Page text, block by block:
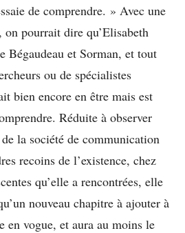
de comprendre. » Avec une
on pourrait dire qu’Elisabeth
Bégaudeau et Sorman, et tout
ou de spécialistes
bien encore en être mais est
Réduite à observer
la société de communication
recoins de l’existence, chez
qu’elle a rencontrées, elle
nouveau chapitre à ajouter à
en vogue, et aura au moins le